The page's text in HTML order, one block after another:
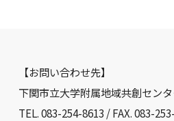
【お問い合わせ先】
下関市立大学附属地域共創セン
TEL. 083-254-8613 / FAX. 083-